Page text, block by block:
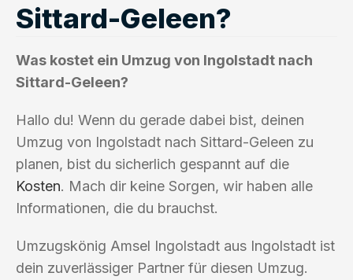
Sittard-Geleen?
Was kostet ein Umzug von Ingolstadt nach
Sittard-Geleen?
Hallo du! Wenn du gerade dabei bist, deinen
Umzug von Ingolstadt nach Sittard-Geleen zu
planen, bist du sicherlich gespannt auf die
Kosten. Mach dir keine Sorgen, wir haben alle
Informationen, die du brauchst.
Umzugskönig Amsel Ingolstadt aus Ingolstadt ist
dein zuverlässiger Partner für diesen Umzug.